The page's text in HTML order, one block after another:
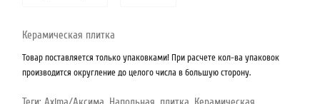
Керамическая плитка
Товар поставляется только упаковками! При расчете кол-ва упаковок
производится округление до целого числа в большую сторону.